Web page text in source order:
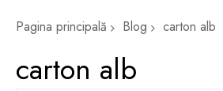
Pagina principală Blog carton alb
carton alb